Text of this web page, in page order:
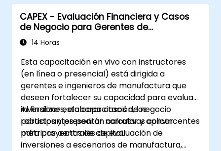
operación de una empresa holding.
CAPEX - Evaluación Financiera y Casos
de Negocio para Gerentes de
Manufactura
14 Horas
Esta capacitación en vivo con instructores
(en línea o presencial) está dirigida a
gerentes e ingenieros de manufactura que
deseen fortalecer su capacidad para evaluar
inversiones, elaborar casos de negocio
robustos y presentar narrativas convincentes
para proyectos de capital.
Al finalizar esta capacitación, los
participantes podrán calcular y aplicar
métricas centrales de evaluación de
inversiones a escenarios de manufactura,